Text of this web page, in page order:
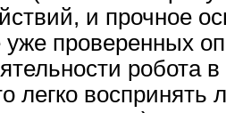
и прочное
проверенных
робота
легко